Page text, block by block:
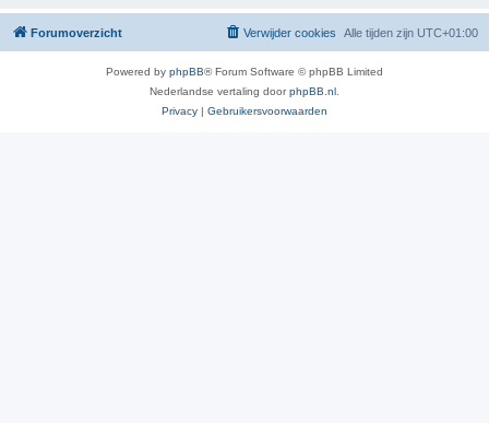
Forumoverzicht Alle tijden zijn UTC+01:00
Verwijder cookies
Powered by phpBB® Forum Software © phpBB Limited
Nederlandse vertaling doorphpBB.nl
Privacy | Gebruikersvoorwaarden